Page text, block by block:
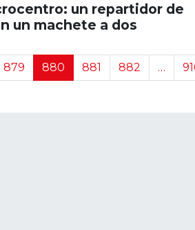
un repartidor de
un machete a dos
de noticias
879 880 881 882 …